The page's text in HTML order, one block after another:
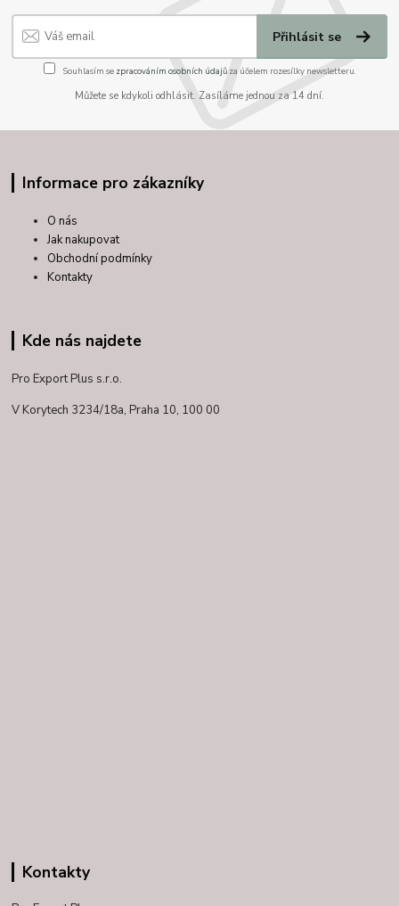
Přihlásit se
Souhlasím se zpracováním osobních údajůza účelem rozesílky newsletteru.
Můžete se kdykoli odhlásit. Zasíláme jednou za 14 dní.
Informace pro zákazníky
O nás
Jak nakupovat
Obchodní podmínky
Kontakty
Kde nás najdete
Pro Export Plus s.r.o.
V Korytech 3234/18a, Praha 10, 100 00
Kontakty